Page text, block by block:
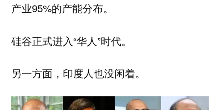
产业95%的产能分布。
硅谷正式进入“华人”时代。
另一方面，印度人也没闲着。